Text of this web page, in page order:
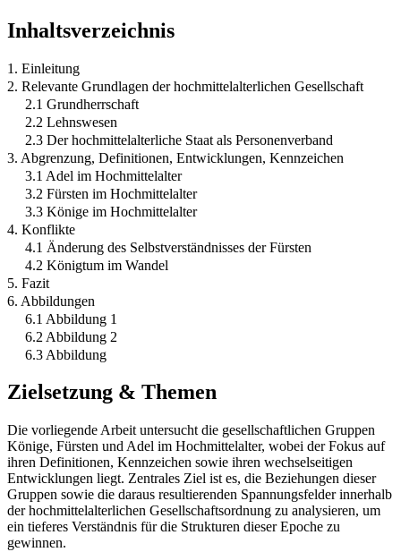
Inhaltsverzeichnis
1. Einleitung
2. Relevante Grundlagen der hochmittelalterlichen Gesellschaft
2.1 Grundherrschaft
2.2 Lehnswesen
2.3 Der hochmittelalterliche Staat als Personenverband
3. Abgrenzung, Definitionen, Entwicklungen, Kennzeichen
3.1 Adel im Hochmittelalter
3.2 Fürsten im Hochmittelalter
3.3 Könige im Hochmittelalter
4. Konflikte
4.1 Änderung des Selbstverständnisses der Fürsten
4.2 Königtum im Wandel
5. Fazit
6. Abbildungen
6.1 Abbildung 1
6.2 Abbildung 2
6.3 Abbildung
Zielsetzung & Themen
Die vorliegende Arbeit untersucht die gesellschaftlichen Gruppen
Könige, Fürsten und Adel im Hochmittelalter, wobei der Fokus auf
ihren Definitionen, Kennzeichen sowie ihren wechselseitigen
Entwicklungen liegt. Zentrales Ziel ist es, die Beziehungen dieser
Gruppen sowie die daraus resultierenden Spannungsfelder innerhalb
der hochmittelalterlichen Gesellschaftsordnung zu analysieren, um
ein tieferes Verständnis für die Strukturen dieser Epoche zu
gewinnen.